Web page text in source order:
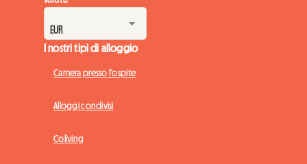
I nostri tipi di alloggio
Camera presso l'ospite
Alloggi condivisi
Coliving